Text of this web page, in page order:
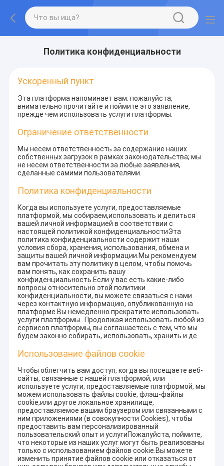
Политика конфиденциальности
Ускоренный пункт
Эта платформа напоминает вам: пожалуйста,
внимательно прочитайте и поймите это заявление,
прежде чем использовать услуги платформы.
Ограничение ответственности
Мы несем ответственность за содержание наших
собственных загрузок в рамках законодательства; мы
не несем ответственности за любые заявления,
сделанные самими пользователями.
Политика конфиденциальности
Когда вы используете услуги, предоставляемые
платформой, мы собираем,использовать и делиться
вашей личной информацией в соответствии с
настоящей политикой конфиденциальностиЭта
политика конфиденциальности содержит наши
условия сбора, хранения, использования, обмена и
защиты вашей личной информации.Мы рекомендуем
вам прочитать эту политику в целом, чтобы помочь
вам понять, как сохранить вашу
конфиденциальность.Если у вас есть какие-либо
вопросы относительно этой политики
конфиденциальности, вы можете связаться с нами
через контактную информацию, опубликованную на
платформе.Вы немедленно прекратите использовать
услуги платформы.. Продолжая использовать любой из
сервисов платформы, вы соглашаетесь с тем, что мы
будем законно собирать, использовать, хранить и де
Использование файлов cookie
Чтобы облегчить вам доступ, когда вы посещаете веб-
сайты, связанные с нашей платформой, или
используете услуги, предоставляемые платформой, мы
можем использовать файлы cookie, флэш-файлы
cookie,или другое локальное хранилище,
предоставляемое вашим браузером или связанными с
ним приложениями (в совокупности Cookies), чтобы
предоставить вам персонализированный
пользовательский опыт и услугиПожалуйста, поймите,
что некоторые из наших услуг могут быть реализованы
только с использованием файлов cookie.Вы можете
изменить принятие файлов cookie или отказаться от